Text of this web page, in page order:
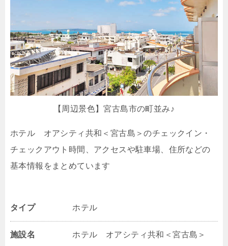
【周辺景色】宮古島市の町並み♪
ホテル オアシティ共和＜宮古島＞のチェックイン・
チェックアウト時間、アクセスや駐車場、住所などの
基本情報をまとめています
タイプ ホテル
施設名 ホテル オアシティ共和＜宮古島＞